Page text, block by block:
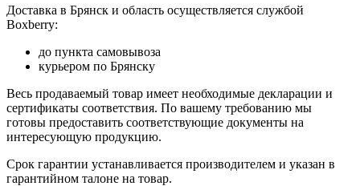
Доставка в Брянск и область осуществляется службой
Boxberry:
до пункта самовывоза
курьером по Брянску
Весь продаваемый товар имеет необходимые декларации и
сертификаты соответствия. По вашему требованию мы
готовы предоставить соответствующие документы на
интересующую продукцию.
Срок гарантии устанавливается производителем и указан в
гарантийном талоне на товар.